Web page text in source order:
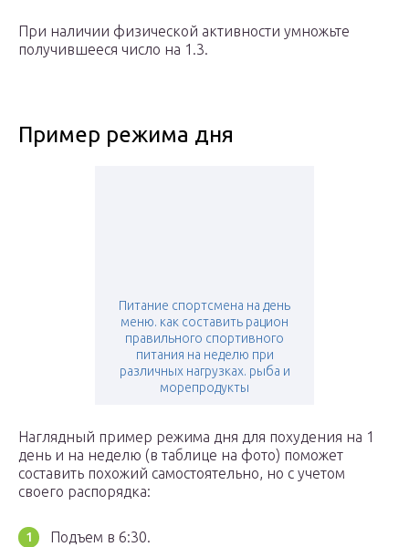
При наличии физической активности умножьте
получившееся число на 1.3.
Пример режима дня
Питание спортсмена на день
меню. как составить рацион
правильного спортивного
питания на неделю при
различных нагрузках. рыба и
морепродукты
Наглядный пример режима дня для похудения на 1
день и на неделю (в таблице на фото) поможет
составить похожий самостоятельно, но с учетом
своего распорядка:
Подъем в 6:30.